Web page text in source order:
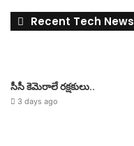
Recent Tech News
సీసీ కెమెరాలే రక్షకులు..
3 days ago